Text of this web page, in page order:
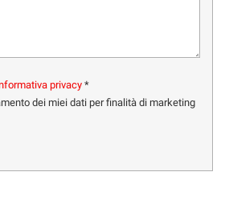
privacy *
dei miei dati per finalità di marketing